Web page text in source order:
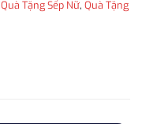
Quà Tặng Sếp Nữ, Quà Tặng